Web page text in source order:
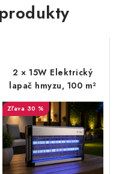
2 × 15W Elektrický
lapač hmyzu, 100 m²
30 %